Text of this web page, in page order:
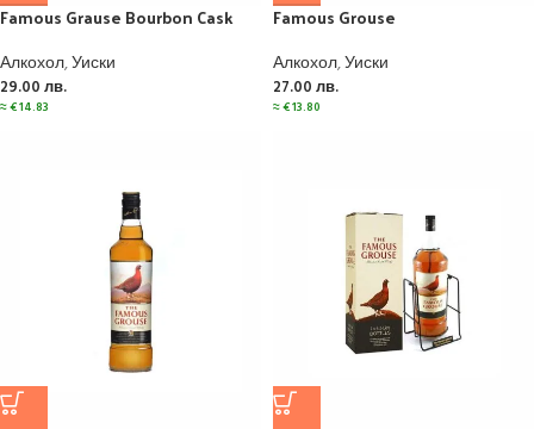
Famous Grause Bourbon Cask
Алкохол,Уиски
29.00 лв.
≈€14.83
Famous Grouse
Алкохол,Уиски
27.00 лв.
≈€13.80